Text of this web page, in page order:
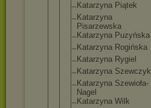
Katarzyna Piątek
Katarzyna
Pisarzewska
Katarzyna Puzyńska
Katarzyna Rogińska
Katarzyna Rygiel
Katarzyna Szewczyk
Katarzyna Szewioła-
Nagel
Katarzyna Wilk